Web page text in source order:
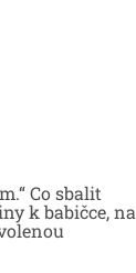
Co sbalit
k babičce, na